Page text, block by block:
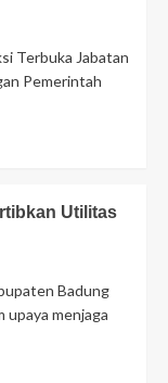
Terbuka Jabatan
Pemerintah
Utilitas
Badung
menjaga